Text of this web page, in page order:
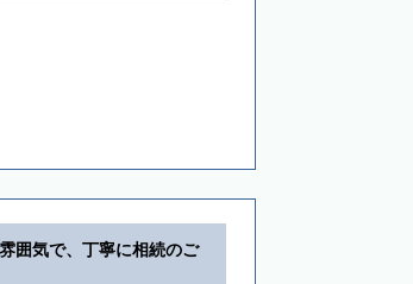
囲気で、丁寧に相続のご